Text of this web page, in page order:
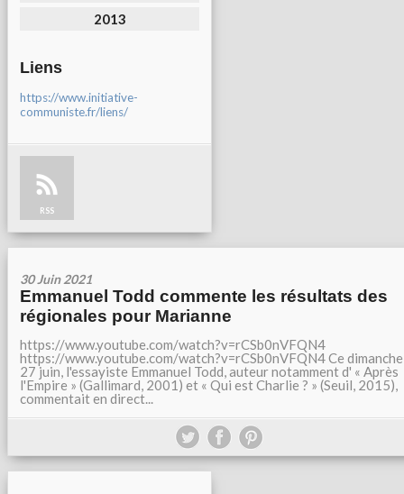
2013
Liens
https://www.initiative-
communiste.fr/liens/
RSS
30 Juin 2021
Emmanuel Todd commente les résultats des
régionales pour Marianne
https://www.youtube.com/watch?v=rCSb0nVFQN4
https://www.youtube.com/watch?v=rCSb0nVFQN4 Ce dimanche
27 juin, l'essayiste Emmanuel Todd, auteur notamment d' « Après
l'Empire » (Gallimard, 2001) et « Qui est Charlie ? » (Seuil, 2015),
commentait en direct...